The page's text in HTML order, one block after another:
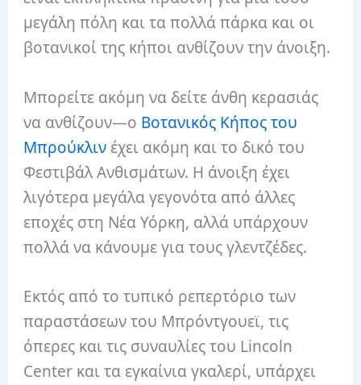
μεγάλη πόλη και τα πολλά πάρκα και οι
βοτανικοί της κήποι ανθίζουν την άνοιξη.
Μπορείτε ακόμη να δείτε άνθη κερασιάς
να ανθίζουν—ο Βοτανικός Κήπος του
Μπρούκλιν έχει ακόμη και το δικό του
Φεστιβάλ Ανθισμάτων. Η άνοιξη έχει
λιγότερα μεγάλα γεγονότα από άλλες
εποχές στη Νέα Υόρκη, αλλά υπάρχουν
πολλά να κάνουμε για τους γλεντζέδες.
Εκτός από το τυπικό ρεπερτόριο των
παραστάσεων του Μπρόντγουεϊ, τις
όπερες και τις συναυλίες του Lincoln
Center και τα εγκαίνια γκαλερί, υπάρχει